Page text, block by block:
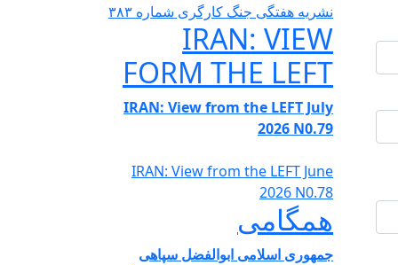
نشریە هفتگی جنگ کارگری شمارە ٣٨٣
IRAN: VIEW
FORM THE LEFT
IRAN: View from the LEFT July
2026 N0.79
IRAN: View from the LEFT June
2026 N0.78
همگامی
جمهوری اسلامی ابوالفضل سپاهی